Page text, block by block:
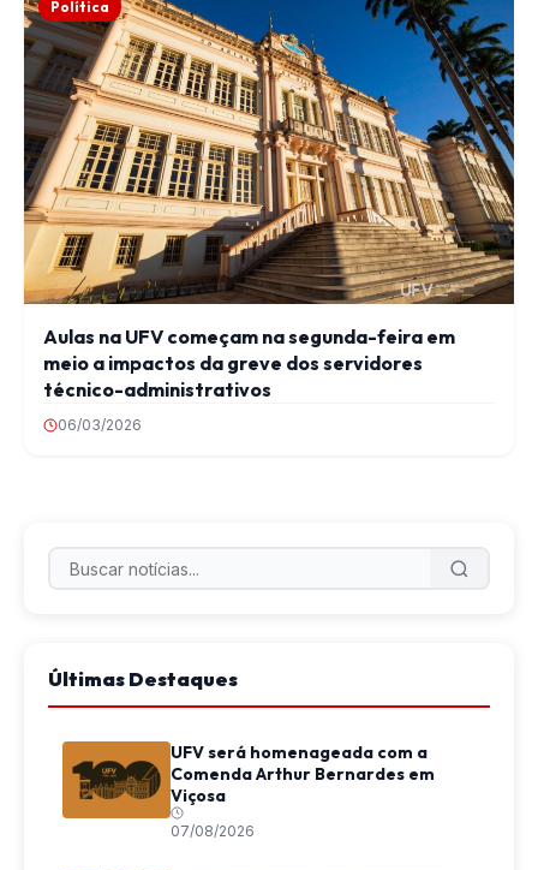
Política
Aulas na UFV começam na segunda-feira em
meio a impactos da greve dos servidores
técnico-administrativos
06/03/2026
Últimas Destaques
UFV será homenageada com a
Comenda Arthur Bernardes em
Viçosa
07/08/2026